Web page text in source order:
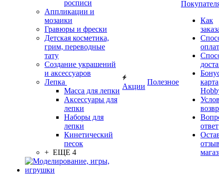
росписи
Аппликации и
мозаики
Гравюры и фрески
Детская косметика,
грим, переводные
тату
Создание украшений
и аксессуаров
Лепка
Масса для лепки
Аксессуары для
лепки
Наборы для
лепки
Кинетический
песок
+ ЕЩЕ 4
Акции
Полезное
Как
карта
ответ